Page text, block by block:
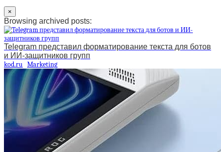
×
Browsing archived posts:
Telegram представил форматирование текста для ботов
и ИИ-защитников групп
kod.ru Marketing